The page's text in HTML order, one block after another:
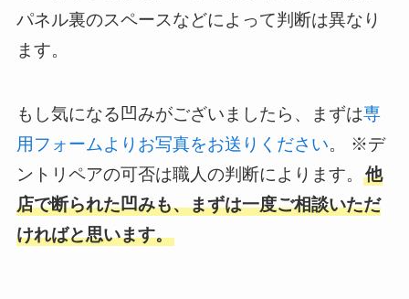
パネル裏のスペースなどによって判断は異なり
ます。
もし気になる凹みがございましたら、まずは専
用フォームよりお写真をお送りください。 ※デ
ントリペアの可否は職人の判断によります。 他
店で断られた凹みも、まずは一度ご相談いただ
ければと思います。